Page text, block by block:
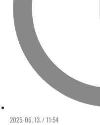
2025. 06. 13. / 11:54